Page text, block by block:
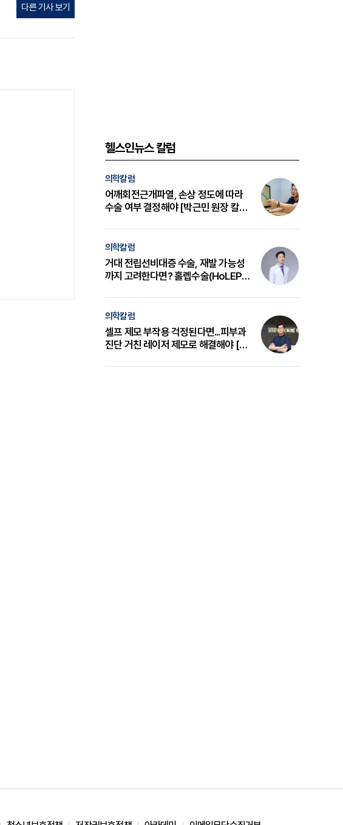
다른 기사 보기
헬스인뉴스 칼럼
의학칼럼
어깨회전근개파열, 손상 정도에 따라
수술 여부 결정해야 [박근민 원장 칼
의학칼럼
거대 전립선비대증 수술, 재발 가능성
까지 고려한다면? 홀렙수술(HoLEP)
의학칼럼
셀프 제모 부작용 걱정된다면...피부과
진단 거친 레이저 제모로 해결해야 [변